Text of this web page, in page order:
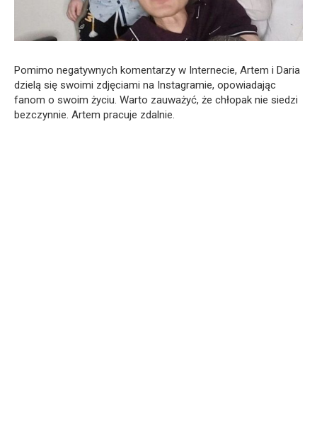
Pomimo negatywnych komentarzy w Internecie, Artem i Daria
dzielą się swoimi zdjęciami na Instagramie, opowiadając
fanom o swoim życiu. Warto zauważyć, że chłopak nie siedzi
bezczynnie. Artem pracuje zdalnie.